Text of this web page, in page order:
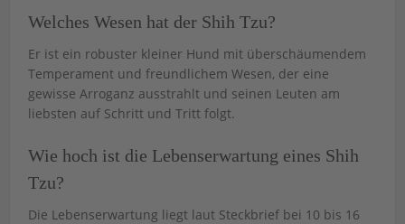
Welches Wesen hat der Shih Tzu?
Er ist ein robuster kleiner Hund mit überschäumendem
Temperament und freundlichem Wesen, der eine
gewisse Arroganz ausstrahlt und seinen Leuten am
liebsten auf Schritt und Tritt folgt.
Wie hoch ist die Lebenserwartung eines Shih
Tzu?
Die Lebenserwartung liegt laut Steckbrief bei 10 bis 16